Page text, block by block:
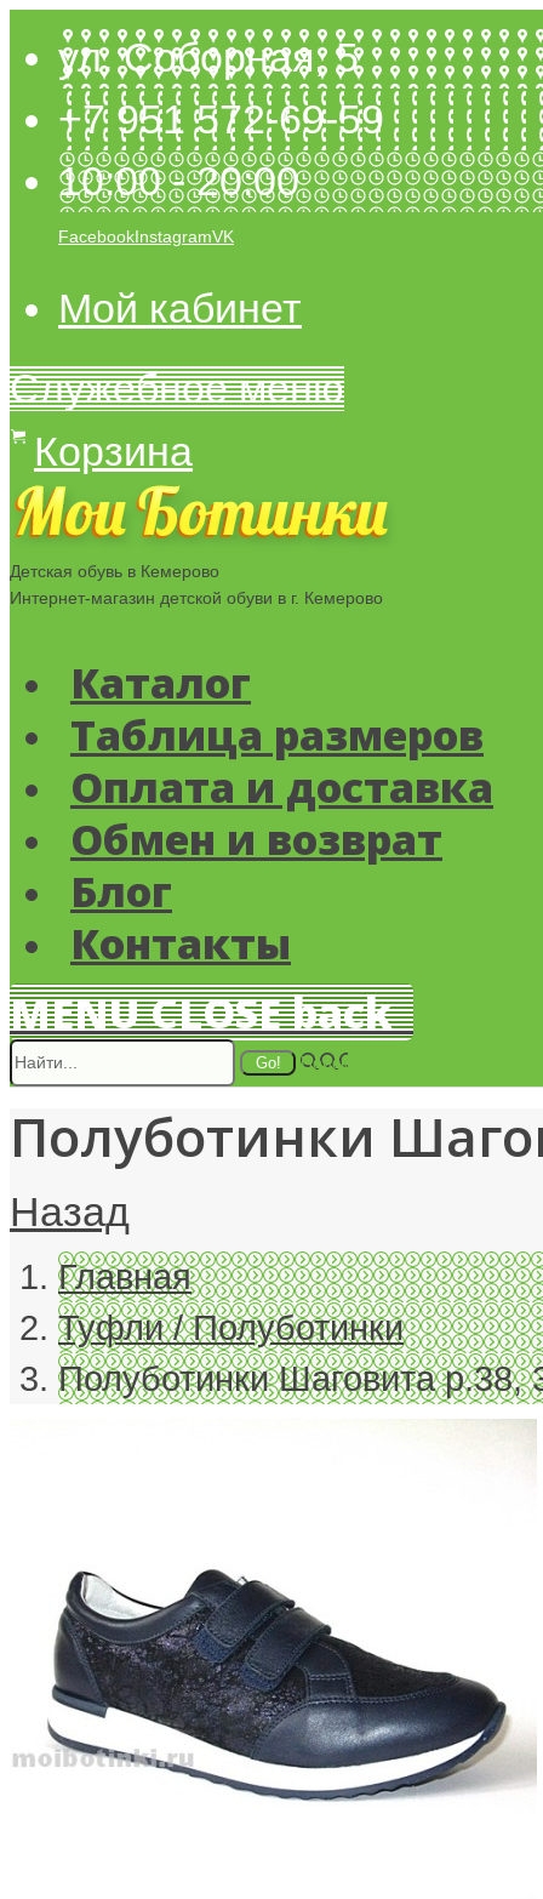
ул. Соборная, 5
+7 951 572-69-59
10:00 - 20:00
FacebookInstagramVK
Мой кабинет
Служебное меню
Корзина
Детская обувь в Кемерово
Интернет-магазин детской обуви в г. Кемерово
Каталог
Таблица размеров
Оплата и доставка
Обмен и возврат
Блог
Контакты
MENUCLOSEback
Поиск
Полуботинки
Назад
Главная
Туфли / Полуботинки
Полуботинки Шаговита р.38,